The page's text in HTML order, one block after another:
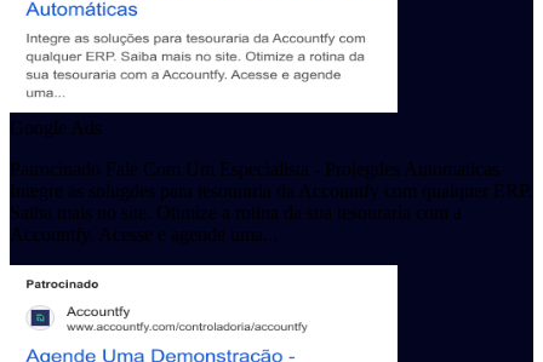
Google Ads
Patrocinado Fale Com Um Especialista - Projegdes Automaticas
Integre as solugdes para tesouraria da Accountfy com qualquer ERP.
Saiba mais no site. Otimize a rotina da sua tesouraria com a
Accountfy. Acesse e agende uma...